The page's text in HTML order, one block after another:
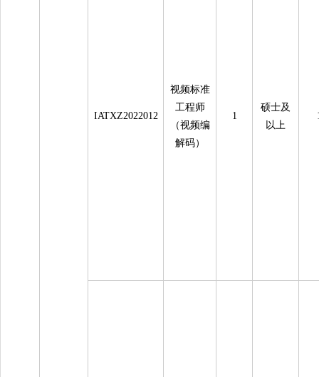
IATXZ2022012
视频标准
工程师
（视频编
解码）
1
硕士及
以上